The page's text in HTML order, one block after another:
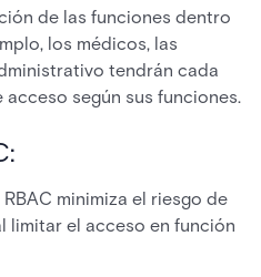
de las funciones dentro
los médicos, las
tendrán cada
según sus funciones.
RBAC minimiza el riesgo de
limitar el acceso en función